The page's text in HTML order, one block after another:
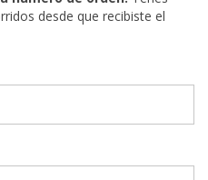
desde que recibiste el